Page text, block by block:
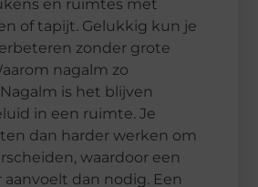
en ruimtes met
of tapijt. Gelukkig kun je
zonder grote
nagalm zo
is het blijven
in een ruimte. Je
dan harder werken om
waardoor een
dan nodig. Een